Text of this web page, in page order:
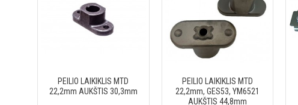
PEILIO LAIKIKLIS MTD
22,2mm AUKŠTIS 30,3mm
PEILIO LAIKIKLIS MTD
22,2mm, GES53, YM6521
AUKŠTIS 44,8mm